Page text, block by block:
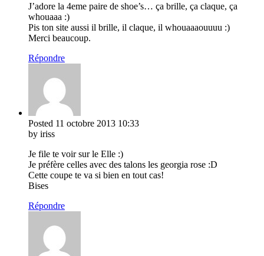
J’adore la 4eme paire de shoe’s… ça brille, ça claque, ça
whouaaa :)
Pis ton site aussi il brille, il claque, il whouaaaouuuu :)
Merci beaucoup.
Répondre
Posted 11 octobre 2013 10:33
by iriss
Je file te voir sur le Elle :)
Je préfère celles avec des talons les georgia rose :D
Cette coupe te va si bien en tout cas!
Bises
Répondre